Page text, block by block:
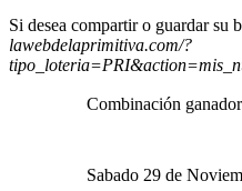
Si desea compartir o guardar su
lawebdelaprimitiva.com/?
Combinación
Sabado 29 de